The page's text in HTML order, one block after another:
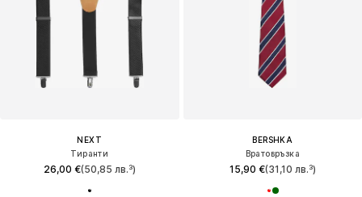
NEXT
Тиранти
26,00 €(50,85 лв.³)
BERSHKA
Вратовръзка
15,90 €(31,10 лв.³)